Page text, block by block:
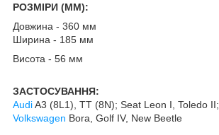
РОЗМІРИ (MM):
Довжина - 360 мм
Ширина - 185 мм
Висота - 56 мм
ЗАСТОСУВАННЯ:
AudiA3 (8L1), TT (8N); Seat Leon I, Toledo II;
Volkswagen Bora, Golf IV, New Beetle